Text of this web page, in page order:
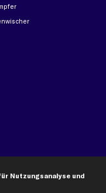
Nutzungsanalyse und